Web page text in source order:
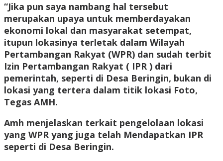
“Jika pun saya nambang hal tersebut
merupakan upaya untuk memberdayakan
ekonomi lokal dan masyarakat setempat,
itupun lokasinya terletak dalam Wilayah
Pertambangan Rakyat (WPR) dan sudah terbit
Izin Pertambangan Rakyat ( IPR ) dari
pemerintah, seperti di Desa Beringin, bukan di
lokasi yang tertera dalam titik lokasi Foto,
Tegas AMH.
Amh menjelaskan terkait pengelolaan lokasi
yang WPR yang juga telah Mendapatkan IPR
seperti di Desa Beringin.